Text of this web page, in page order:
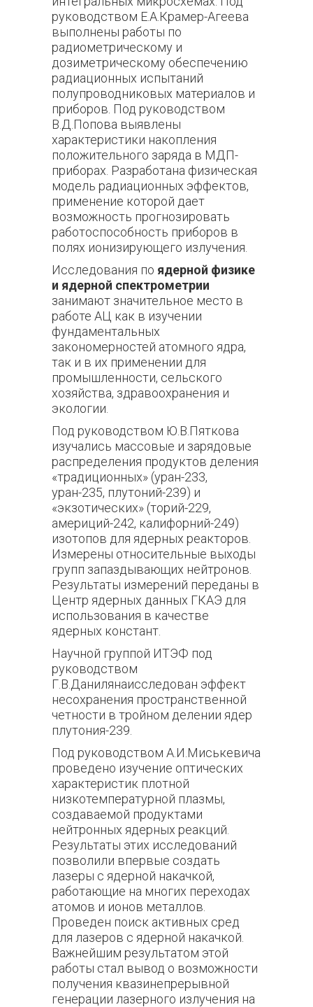
руководством Е.А.Крамер-Агеева
выполнены работы по
радиометрическому и
дозиметрическому обеспечению
радиационных испытаний
полупроводниковых материалов и
приборов. Под руководством
В.Д.Попова выявлены
характеристики накопления
положительного заряда в МДП-
приборах. Разработана физическая
модель радиационных эффектов,
применение которой дает
возможность прогнозировать
работоспособность приборов в
полях ионизирующего излучения.
Исследования по ядерной физике
и ядерной спектрометрии
занимают значительное место в
работе АЦ как в изучении
фундаментальных
закономерностей атомного ядра,
так и в их применении для
промышленности, сельского
хозяйства, здравоохранения и
экологии.
Под руководством Ю.В.Пяткова
изучались массовые и зарядовые
распределения продуктов деления
«традиционных» (уран-233,
уран-235, плутоний-239) и
«экзотических» (торий-229,
америций-242, калифорний-249)
изотопов для ядерных реакторов.
Измерены относительные выходы
групп запаздывающих нейтронов.
Результаты измерений переданы в
Центр ядерных данных ГКАЭ для
использования в качестве
ядерных констант.
Научной группой ИТЭФ под
руководством
Г.В.Данилянаисследован эффект
несохранения пространственной
четности в тройном делении ядер
плутония-239.
Под руководством А.И.Миськевича
проведено изучение оптических
характеристик плотной
низкотемпературной плазмы,
создаваемой продуктами
нейтронных ядерных реакций.
Результаты этих исследований
позволили впервые создать
лазеры с ядерной накачкой,
работающие на многих переходах
атомов и ионов металлов.
Проведен поиск активных сред
для лазеров с ядерной накачкой.
Важнейшим результатом этой
работы стал вывод о возможности
получения квазинепрерывной
генерации лазерного излучения на